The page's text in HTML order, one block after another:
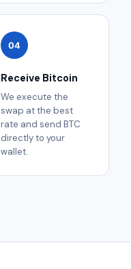
04
Receive Bitcoin
We execute the
swap at the best
rate and send BTC
directly to your
wallet.